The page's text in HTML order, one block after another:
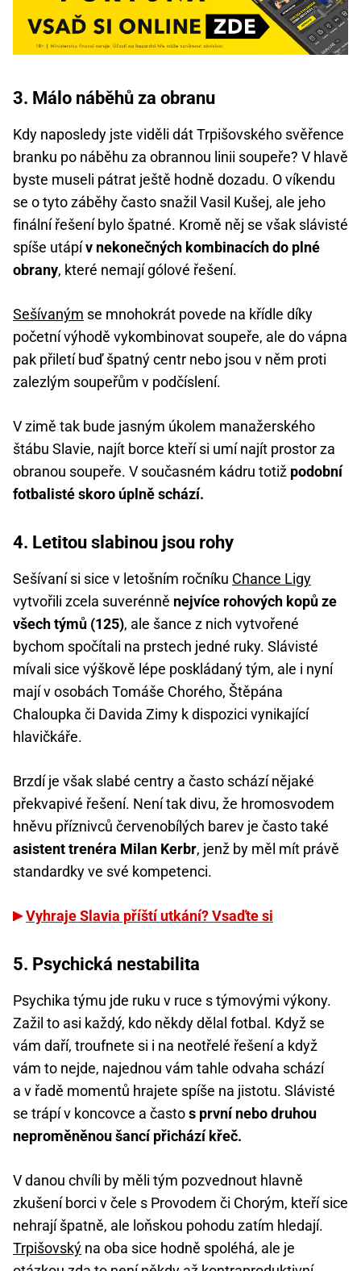
3. Málo náběhů za obranu
Kdy naposledy jste viděli dát Trpišovského svěřence
branku po náběhu za obrannou linii soupeře? V hlavě
byste museli pátrat ještě hodně dozadu. O víkendu
se o tyto záběhy často snažil Vasil Kušej, ale jeho
finální řešení bylo špatné. Kromě něj se však slávisté
spíše utápív nekonečných kombinacích do plné
obrany, které nemají gólové řešení.
Sešívaným se mnohokrát povede na křídle díky
početní výhodě vykombinovat soupeře, ale do vápna
pak přiletí buď špatný centr nebo jsou v něm proti
zalezlým soupeřům v podčíslení.
V zimě tak bude jasným úkolem manažerského
štábu Slavie, najít borce kteří si umí najít prostor za
obranou soupeře. V současném kádru totiž podobní
fotbalisté skoro úplně schází.
4. Letitou slabinou jsou rohy
Sešívaní si sice v letošním ročníku Chance Ligy
vytvořili zcela suverénně nejvíce rohových kopů ze
všech týmů (125), ale šance z nich vytvořené
bychom spočítali na prstech jedné ruky. Slávisté
mívali sice výškově lépe poskládaný tým, ale i nyní
mají v osobách Tomáše Chorého, Štěpána
Chaloupka či Davida Zimy k dispozici vynikající
hlavičkáře.
Brzdí je však slabé centry a často schází nějaké
překvapivé řešení. Není tak divu, že hromosvodem
hněvu příznivců červenobílých barev je často také
asistent trenéra Milan Kerbr, jenž by měl mít právě
standardky ve své kompetenci.
Vyhraje Slavia příští utkání? Vsaďte si
5. Psychická nestabilita
Psychika týmu jde ruku v ruce s týmovými výkony.
Zažil to asi každý, kdo někdy dělal fotbal. Když se
vám daří, troufnete si i na neotřelé řešení a když
vám to nejde, najednou vám tahle odvaha schází
a v řadě momentů hrajete spíše na jistotu. Slávisté
se trápí v koncovce a častos první nebo druhou
neproměněnou šancí přichází křeč.
V danou chvíli by měli tým pozvednout hlavně
zkušení borci v čele s Provodem či Chorým, kteří sice
nehrají špatně, ale loňskou pohodu zatím hledají.
Trpišovský na oba sice hodně spoléhá, ale je